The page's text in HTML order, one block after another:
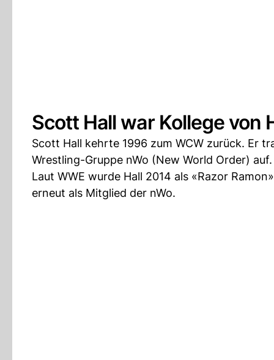
Scott Hall war Kollege von
Scott Hall kehrte 1996 zum WCW zurück. Er
Wrestling-Gruppe nWo (New World Order)
Laut WWE wurde Hall 2014 als «Razor
erneut als Mitglied der nWo.